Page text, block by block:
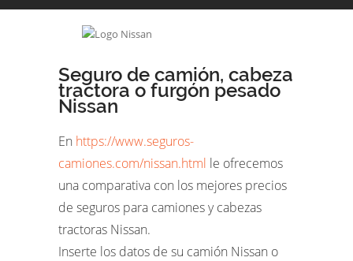
Seguro de camión, cabeza
tractora o furgón pesado
Nissan
En https://www.seguros-
camiones.com/nissan.html le ofrecemos
una comparativa con los mejores precios
de seguros para camiones y cabezas
tractoras Nissan.
Inserte los datos de su camión Nissan o